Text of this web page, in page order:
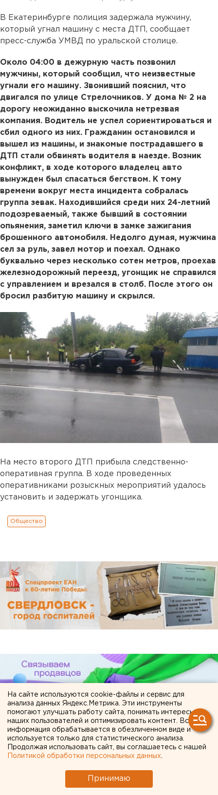
В Екатеринбурге полиция задержала мужчину,
который угнал машину с места ДТП, сообщает
пресс-служба УМВД по уральской столице.
Около 04:00 в дежурную часть позвонил
мужчины, который сообщил, что неизвестные
угнали его машину. Звонивший пояснил, что
двигался по улице Стрелочников. У дома № 2 на
дорогу неожиданно выскочила нетрезвая
компания. Водитель не успел сориентироваться и
сбил одного из них. Гражданин остановился и
вышел из машины, и знакомые пострадавшего в
ДТП стали обвинять водителя в наезде. Возник
конфликт, в ходе которого владелец авто
вынужден был спасаться бегством. К тому
времени вокруг места инцидента собралась
группа зевак. Находившийся среди них 24-летний
подозреваемый, также бывший в состоянии
опьянения, заметил ключи в замке зажигания
брошенного автомобиля. Недолго думая, мужчина
сел за руль, завел мотор и поехал. Однако
буквально через несколько сотен метров, проехав
железнодорожный переезд, угонщик не справился
с управлением и врезался в столб. После этого он
бросил разбитую машину и скрылся.
На место второго ДТП прибыла следственно-
оперативная группа. В ходе проведенных
оперативниками розыскных мероприятий удалось
установить и задержать угонщика.
Общество
ЧИТАЙТЕ ТАКЖЕ:
В Оренбурге продлили арест «смотрителю»
На сайте используются cookie-файлы и сервис для
анализа данных Яндекс.Метрика. Эти инструменты
помогают улучшать работу сайта, понимать интересы
наших пользователей и оптимизировать контент. Вся
информация обрабатывается в обезличенном виде и
используется только для статистического анализа.
Продолжая использовать сайт, вы соглашаетесь с нашей
Политикой обработки персональных данных
Принимаю